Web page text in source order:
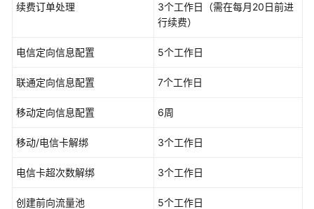
告
品
绍
品
介
产
续费订单处理
3个工作日（需在每月20日前进
行续费）
电信定向信息配置 5个工作日
联通定向信息配置 7个工作日
移动定向信息配置 6周
移动/电信卡解绑 3个工作日
电信卡超次数解绑 3个工作日
创建前向流量池 5个工作日